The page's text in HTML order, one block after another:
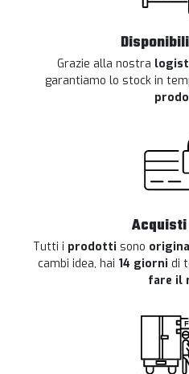
Grazie alla nostra
garantiamo lo stock in
Tutti i prodotti sono
cambi idea, hai 14 giorni di
fare il